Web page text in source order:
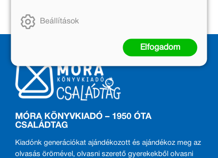
MÓRA KÖNYVKIADÓ – 1950 ÓTA
CSALÁDTAG
Kiadónk generációkat ajándékozott és ajándékoz meg az
olvasás örömével, olvasni szerető gyerekekből olvasni
Beállítások
Elfogadom